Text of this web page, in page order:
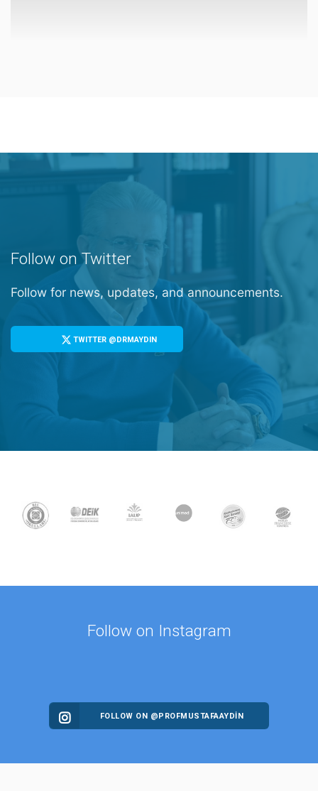
Follow on Twitter
Follow for news, updates, and announcements.
TWITTER @DRMAYDIN
Follow on Instagram
FOLLOW ON @PROFMUSTAFAAYDIN